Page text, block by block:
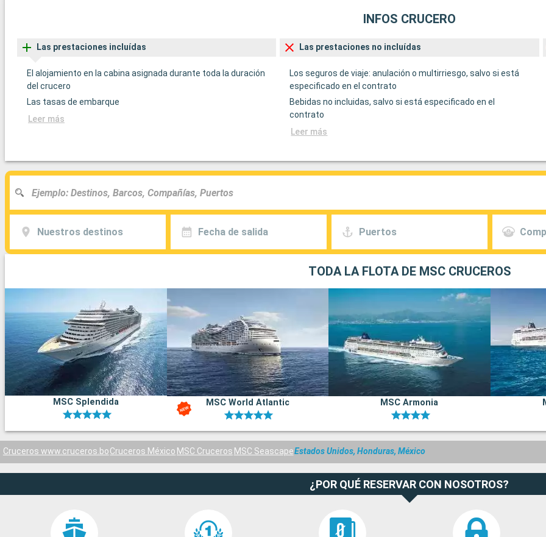
INFOS CRUCERO
Las prestaciones incluídas
El alojamiento en la cabina asignada durante toda la duración
del crucero
Las tasas de embarque
Leer más
Las prestaciones no incluídas
Los seguros de viaje: anulación o multirriesgo, salvo si está
especificado en el contrato
Bebidas no incluidas, salvo si está especificado en el
contrato
Leer más
Nuestros destinos Fecha de salida Puertos
TODA LA FLOTA DE MSC CRUCEROS
MSC Splendida MSC World Atlantic MSC Armonia
Cruceros www.cruceros.boCruceros México MSC Cruceros MSC SeascapeEstados Unidos, Honduras, México
¿POR QUÉ RESERVAR CON NOSOTROS?